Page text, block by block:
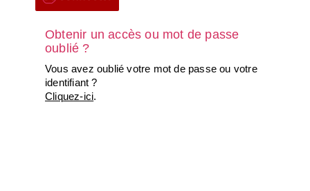
Obtenir un accès ou mot de passe
oublié ?
Vous avez oublié votre mot de passe ou votre
identifiant ?
Cliquez-ici.